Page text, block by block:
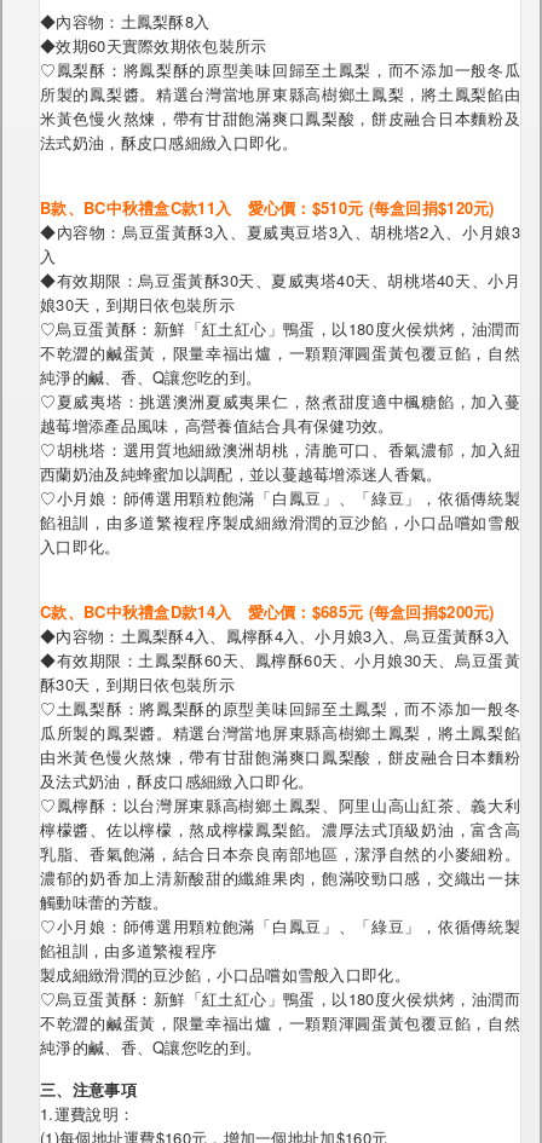
◆內容物：土鳳梨酥8入
◆效期60天實際效期依包裝所示
♡鳳梨酥：將鳳梨酥的原型美味回歸至土鳳梨，而不添加一般冬瓜
所製的鳳梨醬。精選台灣當地屏東縣高樹鄉土鳳梨，將土鳳梨餡由
米黃色慢火熬煉，帶有甘甜飽滿爽口鳳梨酸，餅皮融合日本麵粉及
法式奶油，酥皮口感細緻入口即化。
B款、BC中秋禮盒C款11入 愛心價：$510元 (每盒回捐$120元)
◆內容物：烏豆蛋黃酥3入、夏威夷豆塔3入、胡桃塔2入、小月娘3
入
◆有效期限：烏豆蛋黃酥30天、夏威夷塔40天、胡桃塔40天、小月
娘30天，到期日依包裝所示
♡烏豆蛋黃酥：新鮮「紅土紅心」鴨蛋，以180度火侯烘烤，油潤而
不乾澀的鹹蛋黃，限量幸福出爐，一顆顆渾圓蛋黃包覆豆餡，自然
純淨的鹹、香、Q讓您吃的到。
♡夏威夷塔：挑選澳洲夏威夷果仁，熬煮甜度適中楓糖餡，加入蔓
越莓增添產品風味，高營養值結合具有保健功效。
♡胡桃塔：選用質地細緻澳洲胡桃，清脆可口、香氣濃郁，加入紐
西蘭奶油及純蜂蜜加以調配，並以蔓越莓增添迷人香氣。
♡小月娘：師傅選用顆粒飽滿「白鳳豆」、「綠豆」，依循傳統製
餡祖訓，由多道繁複程序製成細緻滑潤的豆沙餡，小口品嚐如雪般
入口即化。
C款、BC中秋禮盒D款14入 愛心價：$685元 (每盒回捐$200元)
◆內容物：土鳳梨酥4入、鳳檸酥4入、小月娘3入、烏豆蛋黃酥3入
◆有效期限：土鳳梨酥60天、鳳檸酥60天、小月娘30天、烏豆蛋黃
酥30天，到期日依包裝所示
♡土鳳梨酥：將鳳梨酥的原型美味回歸至土鳳梨，而不添加一般冬
瓜所製的鳳梨醬。精選台灣當地屏東縣高樹鄉土鳳梨，將土鳳梨餡
由米黃色慢火熬煉，帶有甘甜飽滿爽口鳳梨酸，餅皮融合日本麵粉
及法式奶油，酥皮口感細緻入口即化。
♡鳳檸酥：以台灣屏東縣高樹鄉土鳳梨、阿里山高山紅茶、義大利
檸檬醬、佐以檸檬，熬成檸檬鳳梨餡。濃厚法式頂級奶油，富含高
乳脂、香氣飽滿，結合日本奈良南部地區，潔淨自然的小麥細粉。
濃郁的奶香加上清新酸甜的纖維果肉，飽滿咬勁口感，交織出一抹
觸動味蕾的芳馥。
♡小月娘：師傅選用顆粒飽滿「白鳳豆」、「綠豆」，依循傳統製
餡祖訓，由多道繁複程序
製成細緻滑潤的豆沙餡，小口品嚐如雪般入口即化。
♡烏豆蛋黃酥：新鮮「紅土紅心」鴨蛋，以180度火侯烘烤，油潤而
不乾澀的鹹蛋黃，限量幸福出爐，一顆顆渾圓蛋黃包覆豆餡，自然
純淨的鹹、香、Q讓您吃的到。
三、注意事項
1.運費說明：
(1)每個地址運費$160元，增加一個地址加$160元